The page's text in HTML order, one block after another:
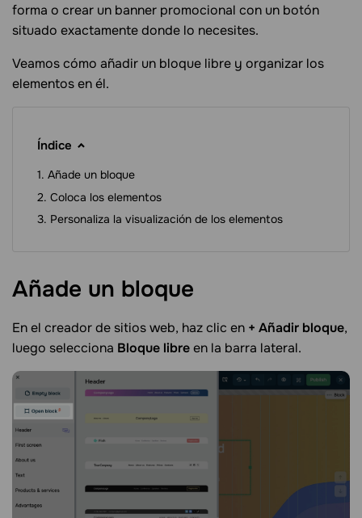
forma o crear un banner promocional con un botón
situado exactamente donde lo necesites.
Veamos cómo añadir un bloque libre y organizar los
elementos en él.
Índice
Añade un bloque
Coloca los elementos
Personaliza la visualización de los elementos
Añade un bloque
En el creador de sitios web, haz clic en + Añadir bloque,
luego selecciona Bloque libreen la barra lateral.